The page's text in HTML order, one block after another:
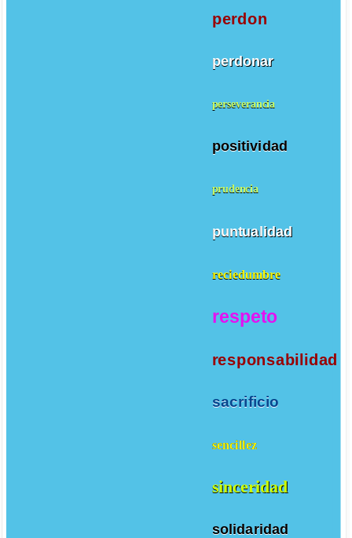
perdon
perdonar
perseverancia
positividad
prudencia
puntualidad
reciedumbre
respeto
responsabilidad
sacrificio
sencillez
sinceridad
solidaridad